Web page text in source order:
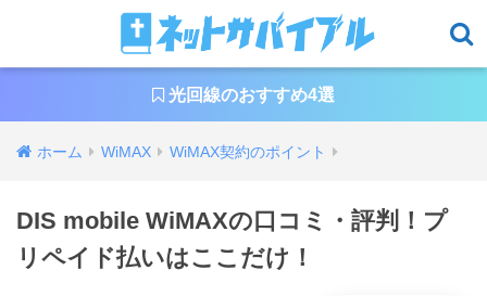
光回線のおすすめ4選
ホーム WiMAX WiMAX契約のポイント
DIS mobile WiMAXの口コミ・評判！プ
リペイド払いはここだけ！